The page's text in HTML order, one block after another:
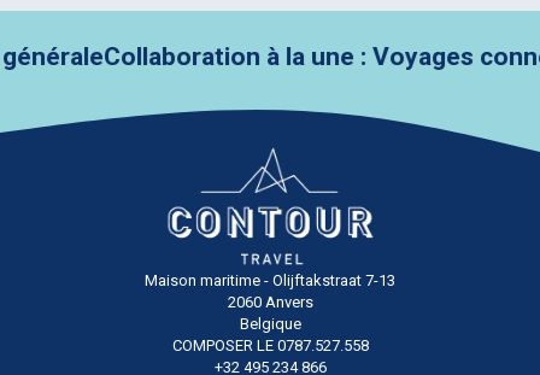
Collaboration à la une : Voyages
Maison maritime - Olijftakstraat 7-13
2060 Anvers
Belgique
COMPOSER LE 0787.527.558
+32 495 234 866